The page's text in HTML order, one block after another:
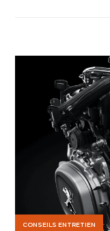
CONSEILS ENTRETIEN